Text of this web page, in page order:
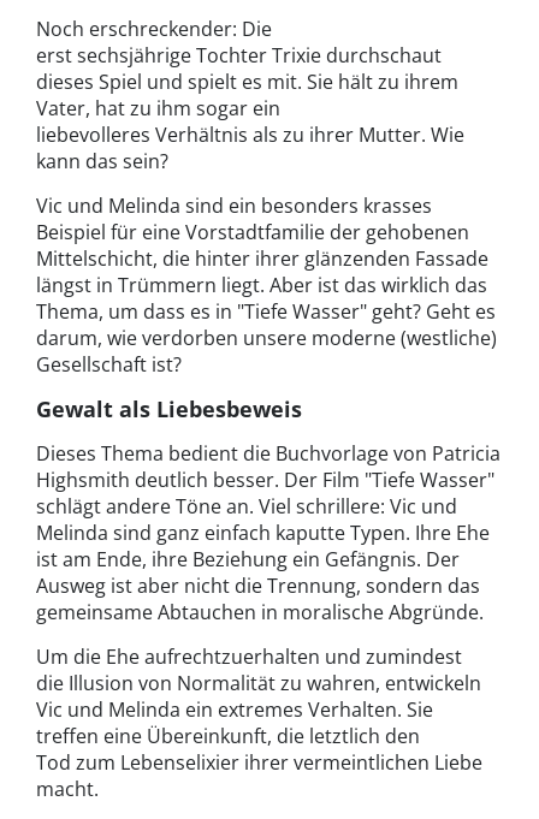
Noch erschreckender: Die
erst sechsjährige Tochter Trixie durchschaut
dieses Spiel und spielt es mit. Sie hält zu ihrem
Vater, hat zu ihm sogar ein
liebevolleres Verhältnis als zu ihrer Mutter. Wie
kann das sein?
Vic und Melinda sind ein besonders krasses
Beispiel für eine Vorstadtfamilie der gehobenen
Mittelschicht, die hinter ihrer glänzenden Fassade
längst in Trümmern liegt. Aber ist das wirklich das
Thema, um dass es in "Tiefe Wasser" geht? Geht es
darum, wie verdorben unsere moderne (westliche)
Gesellschaft ist?
Gewalt als Liebesbeweis
Dieses Thema bedient die Buchvorlage von Patricia
Highsmith deutlich besser. Der Film "Tiefe Wasser"
schlägt andere Töne an. Viel schrillere: Vic und
Melinda sind ganz einfach kaputte Typen. Ihre Ehe
ist am Ende, ihre Beziehung ein Gefängnis. Der
Ausweg ist aber nicht die Trennung, sondern das
gemeinsame Abtauchen in moralische Abgründe.
Um die Ehe aufrechtzuerhalten und zumindest
die Illusion von Normalität zu wahren, entwickeln
Vic und Melinda ein extremes Verhalten. Sie
treffen eine Übereinkunft, die letztlich den
Tod zum Lebenselixier ihrer vermeintlichen Liebe
macht.